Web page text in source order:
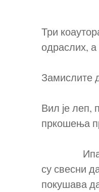
Три
одраслих, а
Замислите
Вил је леп,
пркошења
Ипак, ово
су свесни
покушава